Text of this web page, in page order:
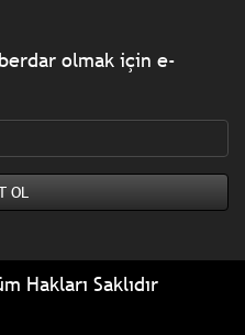
olmak için e-
Hakları Saklıdır